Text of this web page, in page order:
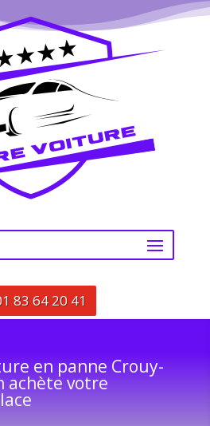
83 64 20 41
en panne Crouy-
achète votre